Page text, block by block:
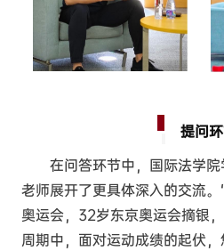
提问
在问答环节中，国际法学
老师展开了更具体深入的交流
奥运会，32岁东京奥运会摘银
周期中，面对运动成绩的起伏